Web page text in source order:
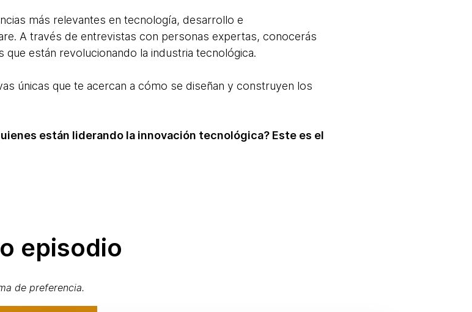
más relevantes en tecnología, desarrollo e
A través de entrevistas con personas expertas, conocerás
que están revolucionando la industria tecnológica.
únicas que te acercan a cómo se diseñan y construyen los
están liderando la innovación tecnológica? Este es el
episodio
de preferencia.